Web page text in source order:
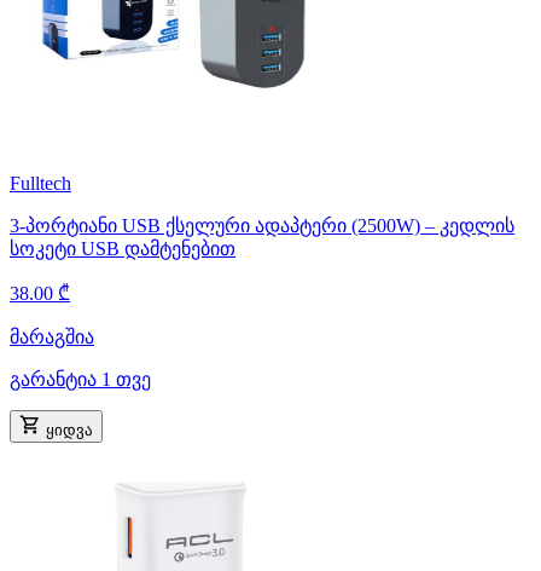
Fulltech
3-პორტიანი USB ქსელური ადაპტერი (2500W) – კედლის
სოკეტი USB დამტენებით
38.00 ₾
მარაგშია
გარანტია 1 თვე
ყიდვა